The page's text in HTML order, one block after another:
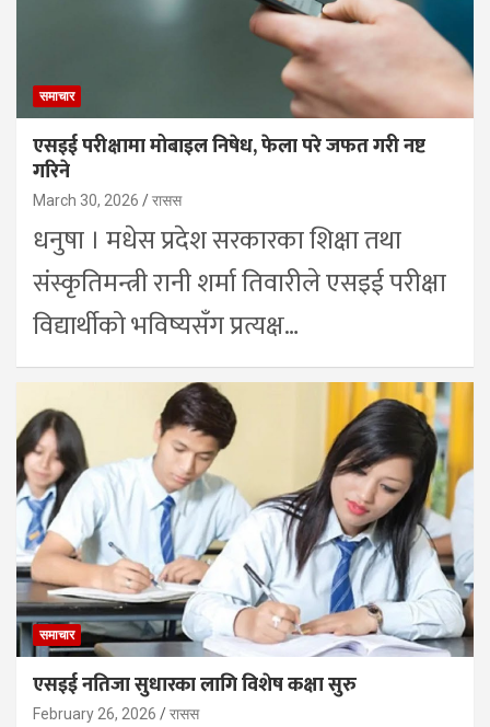
समाचार
एसइई परीक्षामा मोबाइल निषेध, फेला परे जफत गरी नष्ट
गरिने
March 30, 2026 रासस
धनुषा । मधेस प्रदेश सरकारका शिक्षा तथा
संस्कृतिमन्त्री रानी शर्मा तिवारीले एसइई परीक्षा
विद्यार्थीको भविष्यसँग प्रत्यक्ष…
समाचार
एसइई नतिजा सुधारका लागि विशेष कक्षा सुरु
February 26, 2026 रासस